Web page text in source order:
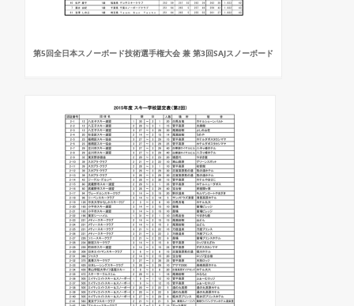
第5回全日本スノーボード技術選手権大会 兼 第3回SAJスノーボード